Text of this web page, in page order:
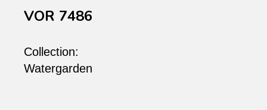
VOR 7486
Collection:
Watergarden